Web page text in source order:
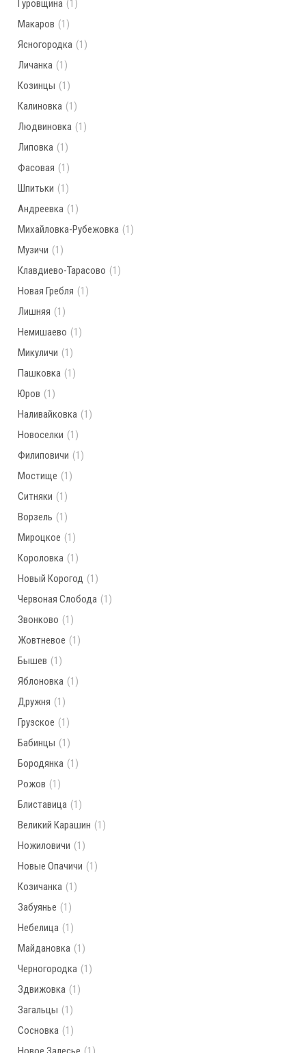
Гуровщина (1)
Макаров (1)
Ясногородка (1)
Личанка (1)
Козинцы (1)
Калиновка (1)
Людвиновка (1)
Липовка (1)
Фасовая (1)
Шпитьки (1)
Андреевка (1)
Михайловка-Рубежовка (1)
Музичи (1)
Клавдиево-Тарасово (1)
Новая Гребля (1)
Лишняя (1)
Немишаево (1)
Микуличи (1)
Пашковка (1)
Юров (1)
Наливайковка (1)
Новоселки (1)
Филиповичи (1)
Мостище (1)
Ситняки (1)
Ворзель (1)
Мироцкое (1)
Короловка (1)
Новый Корогод (1)
Червоная Слобода (1)
Звонково (1)
Жовтневое (1)
Бышев (1)
Яблоновка (1)
Дружня (1)
Грузское (1)
Бабинцы (1)
Бородянка (1)
Рожов (1)
Блиставица (1)
Великий Карашин (1)
Ножиловичи (1)
Новые Опачичи (1)
Козичанка (1)
Забуянье (1)
Небелица (1)
Майдановка (1)
Черногородка (1)
Здвижовка (1)
Загальцы (1)
Сосновка (1)